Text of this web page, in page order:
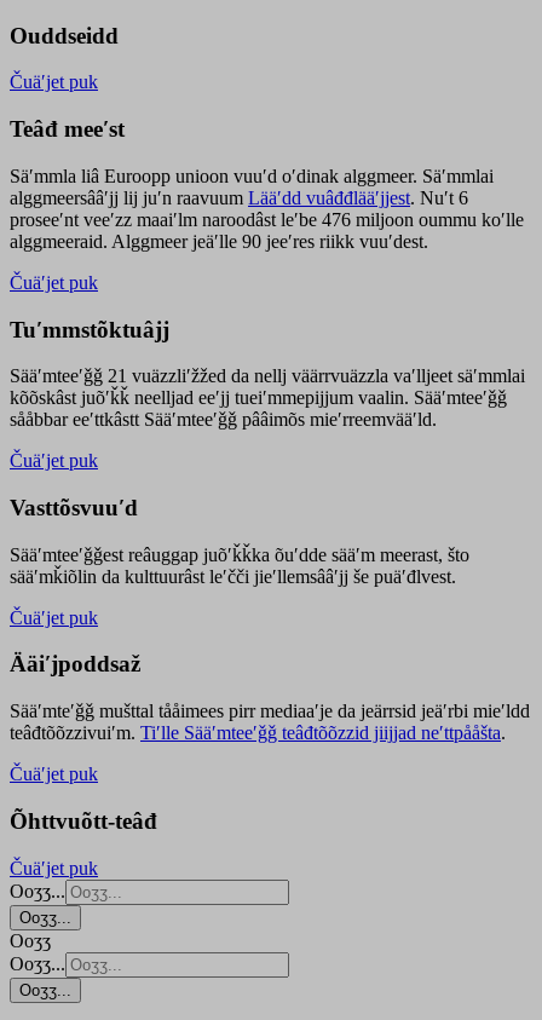
Ouddseidd
Čuäʹjet puk
Teâđ meeʹst
Säʹmmla liâ Euroopp unioon vuuʹd oʹdinak alggmeer. Säʹmmlai
alggmeersââʹjj lij juʹn raavuum Lääʹdd vuâđđlääʹjjest. Nuʹt 6
proseeʹnt veeʹzz maaiʹlm naroodâst leʹbe 476 miljoon oummu koʹlle
alggmeeraid. Alggmeer jeäʹlle 90 jeeʹres riikk vuuʹdest.
Čuäʹjet puk
Tuʹmmstõktuâjj
Sääʹmteeʹǧǧ 21 vuäzzliʹžžed da nellj väärrvuäzzla vaʹlljeet säʹmmlai
kõõskâst juõʹǩǩ neelljad eeʹjj tueiʹmmepijjum vaalin. Sääʹmteeʹǧǧ
sååbbar eeʹttkâstt Sääʹmteeʹǧǧ pââimõs mieʹrreemvääʹld.
Čuäʹjet puk
Vasttõsvuuʹd
Sääʹmteeʹǧǧest reâuggap juõʹǩǩka õuʹdde sääʹm meerast, što
sääʹmǩiõlin da kulttuurâst leʹčči jieʹllemsââʹjj še puäʹđlvest.
Čuäʹjet puk
Ääiʹjpoddsaž
Sääʹmteʹǧǧ mušttal tååimees pirr mediaaʹje da jeärrsid jeäʹrbi mieʹldd
teâđtõõzzivuiʹm. Tiʹlle Sääʹmteeʹǧǧ teâđtõõzzid jiijjad neʹttpååšta.
Čuäʹjet puk
Õhttvuõtt-teâđ
Čuäʹjet puk
Ooʒʒ...
Ooʒʒ...
Ooʒʒ
Ooʒʒ...
Ooʒʒ...